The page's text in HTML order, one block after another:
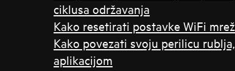
ciklusa održavanja
Kako resetirati postavke WiFi
Kako povezati svoju perilicu
aplikacijom